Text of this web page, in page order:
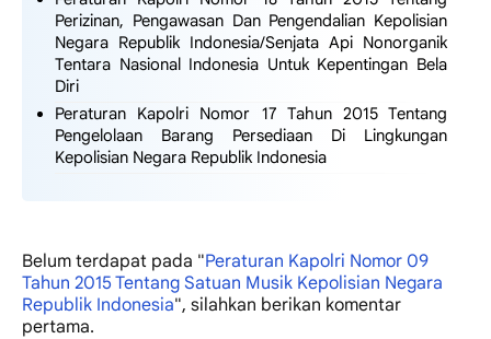
Perizinan, Pengawasan Dan Pengendalian Kepolisian
Negara Republik Indonesia/Senjata Api Nonorganik
Tentara Nasional Indonesia Untuk Kepentingan Bela
Diri
Peraturan Kapolri Nomor 17 Tahun 2015 Tentang
Pengelolaan Barang Persediaan Di Lingkungan
Kepolisian Negara Republik Indonesia
Belum terdapat pada "Peraturan Kapolri Nomor 09
Tahun 2015 Tentang Satuan Musik Kepolisian Negara
Republik Indonesia", silahkan berikan komentar
pertama.